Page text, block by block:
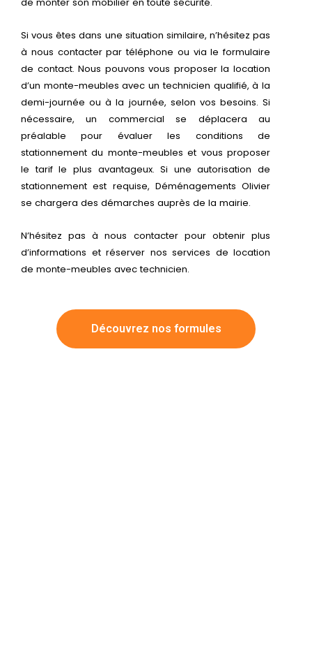
Si vous êtes dans une situation similaire, n’hésitez pas
à nous contacter par téléphone ou via le formulaire
de contact. Nous pouvons vous proposer la location
d’un monte-meubles avec un technicien qualifié, à la
demi-journée ou à la journée, selon vos besoins. Si
nécessaire, un commercial se déplacera au
préalable pour évaluer les conditions de
stationnement du monte-meubles et vous proposer
le tarif le plus avantageux. Si une autorisation de
stationnement est requise, Déménagements Olivier
se chargera des démarches auprès de la mairie.
N’hésitez pas à nous contacter pour obtenir plus
d’informations et réserver nos services de location
de monte-meubles avec technicien.
Découvrez nos formules